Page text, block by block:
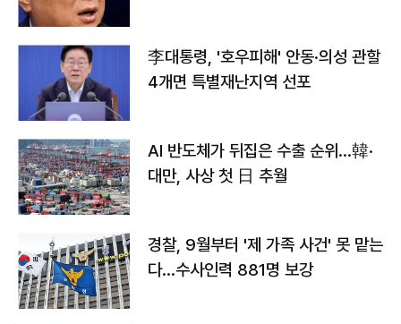
李대통령, '호우피해' 안동·의성 관할
4개면 특별재난지역 선포
AI 반도체가 뒤집은 수출 순위…韓·
대만, 사상 첫 日 추월
경찰, 9월부터 '제 가족 사건' 못 맡는
다…수사인력 881명 보강